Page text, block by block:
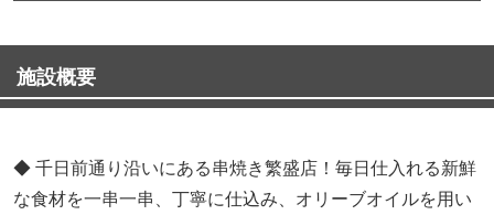
施設概要
◆ 千日前通り沿いにある串焼き繁盛店！毎日仕入れる新鮮
な食材を一串一串、丁寧に仕込み、オリーブオイルを用い